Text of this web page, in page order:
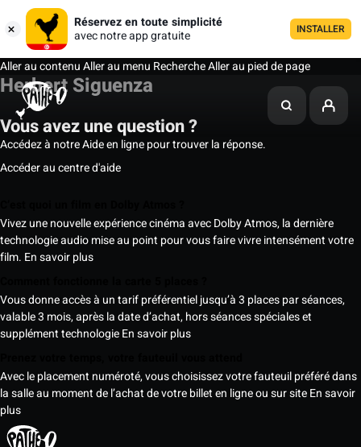
Réservez en toute simplicité
avec notre app gratuite
INSTALLER
Aller au contenuAller au menu RechercheAller au pied de page
Herbert Siguenza
Vous avez une question ?
Accédez à notre Aide en ligne pour trouver la réponse.
Accéder au centre d'aide
Vivez une nouvelle expérience cinéma avec Dolby Atmos, la dernière
technologie audio mise au point pour vous faire vivre intensément votre
film. En savoir plus
Vous donne accès à un tarif préférentiel jusqu’à 3 places par séances,
valable 3 mois, après la date d’achat, hors séances spéciales et
supplément technologieEn savoir plus
Avec le placement numéroté, vous choisissez votre fauteuil préféré dans
la salle au moment de l’achat de votre billet en ligne ou sur siteEn savoir
plus